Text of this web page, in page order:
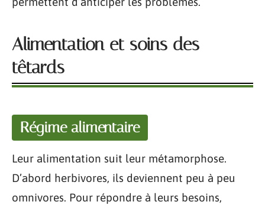
Alimentation et soins des
têtards
Régime alimentaire
Leur alimentation suit leur métamorphose.
D’abord herbivores, ils deviennent peu à peu
omnivores. Pour répondre à leurs besoins,